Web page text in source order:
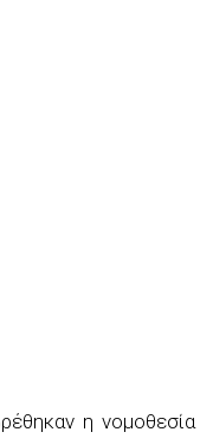
η νομοθεσία